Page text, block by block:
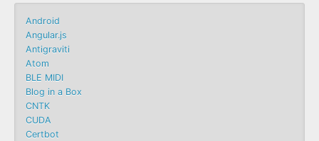
Android
Angular.js
Antigraviti
Atom
BLE MIDI
Blog in a Box
CNTK
CUDA
Certbot